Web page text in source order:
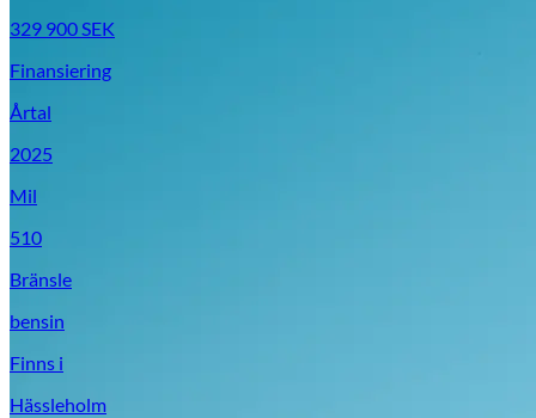
329 900SEK
Finansiering
Årtal
2025
Mil
510
Bränsle
bensin
Finns i
Hässleholm